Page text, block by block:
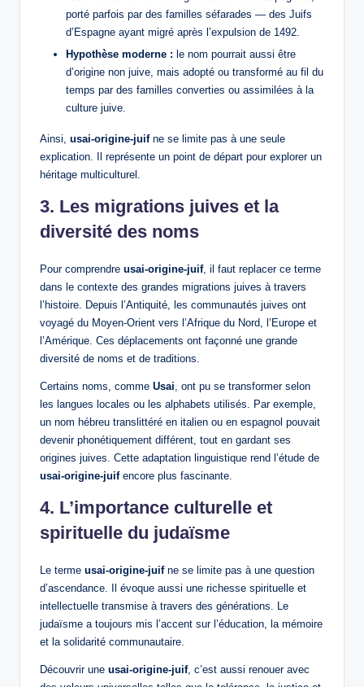
porté parfois par des familles séfarades — des Juifs
d’Espagne ayant migré après l’expulsion de 1492.
Hypothèse moderne : le nom pourrait aussi être
d’origine non juive, mais adopté ou transformé au fil du
temps par des familles converties ou assimilées à la
culture juive.
Ainsi, usai-origine-juifne se limite pas à une seule
explication. Il représente un point de départ pour explorer un
héritage multiculturel.
3. Les migrations juives et la
diversité des noms
Pour comprendre usai-origine-juif, il faut replacer ce terme
dans le contexte des grandes migrations juives à travers
l’histoire. Depuis l’Antiquité, les communautés juives ont
voyagé du Moyen-Orient vers l’Afrique du Nord, l’Europe et
l’Amérique. Ces déplacements ont façonné une grande
diversité de noms et de traditions.
Certains noms, comme Usai, ont pu se transformer selon
les langues locales ou les alphabets utilisés. Par exemple,
un nom hébreu translittéré en italien ou en espagnol pouvait
devenir phonétiquement différent, tout en gardant ses
origines juives. Cette adaptation linguistique rend l’étude de
usai-origine-juifencore plus fascinante.
4. L’importance culturelle et
spirituelle du judaïsme
Le terme usai-origine-juifne se limite pas à une question
d’ascendance. Il évoque aussi une richesse spirituelle et
intellectuelle transmise à travers des générations. Le
judaïsme a toujours mis l’accent sur l’éducation, la mémoire
et la solidarité communautaire.
Découvrir une usai-origine-juif, c’est aussi renouer avec